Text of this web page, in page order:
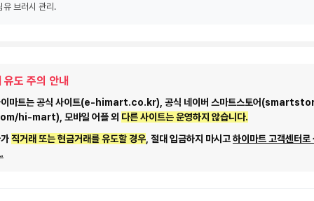
유 브러시 관리.
유도 주의 안내
이마트는 공식 사이트(e-himart.co.kr), 공식 네이버 스마트스토어
hi-mart), 모바일 어플 외 다른 사이트는 운영하지 않습니다.
직거래 또는 현금거래를 유도할 경우, 절대 입금하지 마시고하이마트 고객센터로